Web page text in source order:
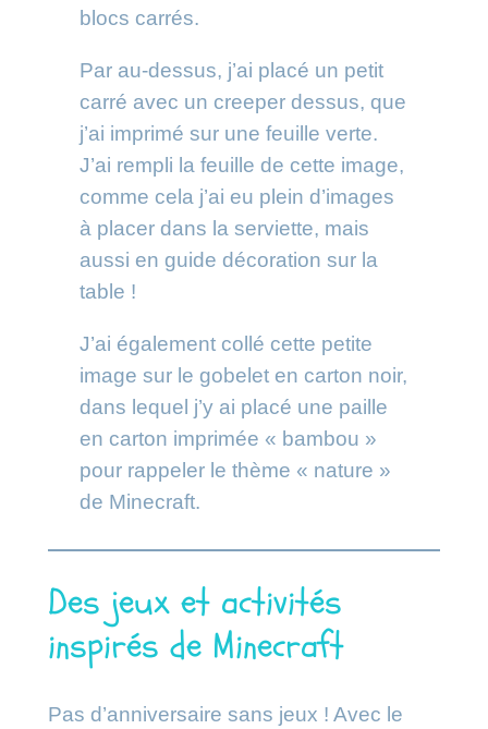
blocs carrés.
Par au-dessus, j’ai placé un petit
carré avec un creeper dessus, que
j’ai imprimé sur une feuille verte.
J’ai rempli la feuille de cette image,
comme cela j’ai eu plein d’images
à placer dans la serviette, mais
aussi en guide décoration sur la
table !
J’ai également collé cette petite
image sur le gobelet en carton noir,
dans lequel j’y ai placé une paille
en carton imprimée « bambou »
pour rappeler le thème « nature »
de Minecraft.
Des jeux et activités
inspirés de Minecraft
Pas d’anniversaire sans jeux ! Avec le